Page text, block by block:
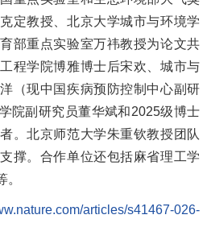
定教授、北京大学城市与环境学
部重点实验室万祎教授为论文共
程学院博雅博士后宋欢、城市与
（现中国疾病预防控制中心副研
院副研究员董华斌和2025级博士
。北京师范大学朱重钦教授团队
撑。合作单位还包括麻省理工学
articles/s41467-026-